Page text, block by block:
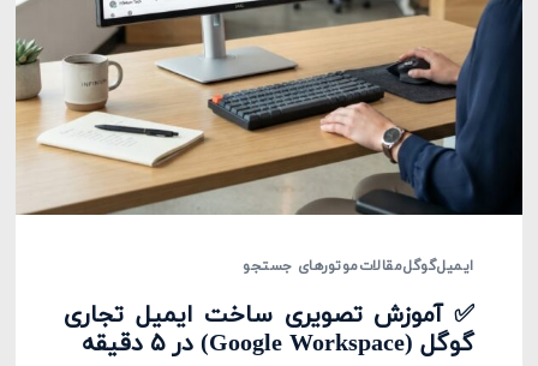
ایمیلگوگلمقالاتموتورهای جستجو
✅ آموزش تصویری ساخت ایمیل تجاری
گوگل (Google Workspace) در ۵ دقیقه